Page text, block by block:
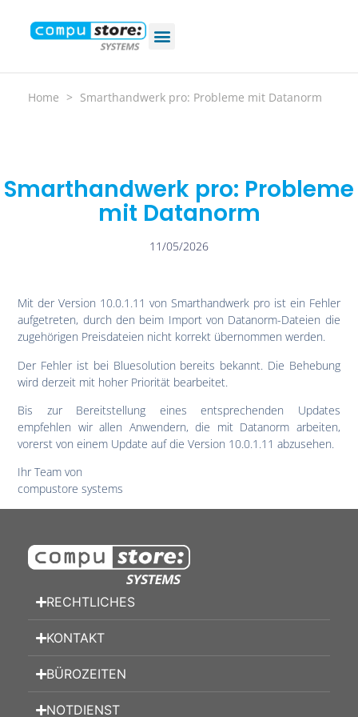
Home > Smarthandwerk pro: Probleme mit Datanorm
Smarthandwerk pro: Probleme
mit Datanorm
11/05/2026
Mit der Version 10.0.1.11 von Smarthandwerk pro ist ein Fehler
aufgetreten, durch den beim Import von Datanorm-Dateien die
zugehörigen Preisdateien nicht korrekt übernommen werden.
Der Fehler ist bei Bluesolution bereits bekannt. Die Behebung
wird derzeit mit hoher Priorität bearbeitet.
Bis zur Bereitstellung eines entsprechenden Updates
empfehlen wir allen Anwendern, die mit Datanorm arbeiten,
vorerst von einem Update auf die Version 10.0.1.11 abzusehen.
Ihr Team von
compustore systems
RECHTLICHES
KONTAKT
BÜROZEITEN
NOTDIENST